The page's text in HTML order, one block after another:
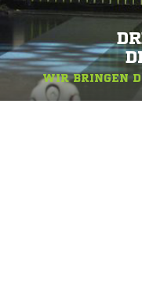
WIR BRINGEN